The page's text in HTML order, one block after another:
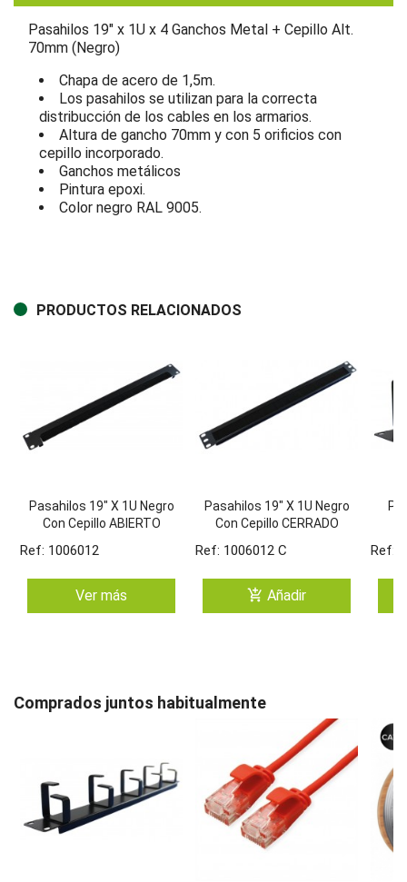
Pasahilos 19" x 1U x 4 Ganchos Metal + Cepillo Alt.
70mm (Negro)
Chapa de acero de 1,5m.
Los pasahilos se utilizan para la correcta
distribucción de los cables en los armarios.
Altura de gancho 70mm y con 5 orificios con
cepillo incorporado.
Ganchos metálicos
Pintura epoxi.
Color negro RAL 9005.
PRODUCTOS RELACIONADOS
Pasahilos 19" X 1U Negro
Con Cepillo ABIERTO
Ref: 1006012
Ver más
Pasahilos 19" X 1U Negro
Con Cepillo CERRADO
Ref: 1006012 C
add_shopping_cart Añadir
Ref:
Comprados juntos habitualmente